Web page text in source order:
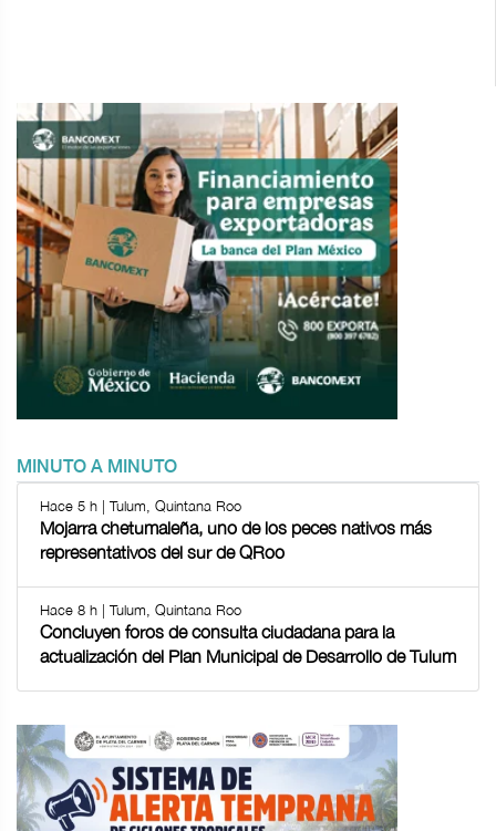
MINUTO A MINUTO
Hace 5 h | Tulum, Quintana Roo
Mojarra chetumaleña, uno de los peces nativos más
representativos del sur de QRoo
Hace 8 h | Tulum, Quintana Roo
Concluyen foros de consulta ciudadana para la
actualización del Plan Municipal de Desarrollo de Tulum